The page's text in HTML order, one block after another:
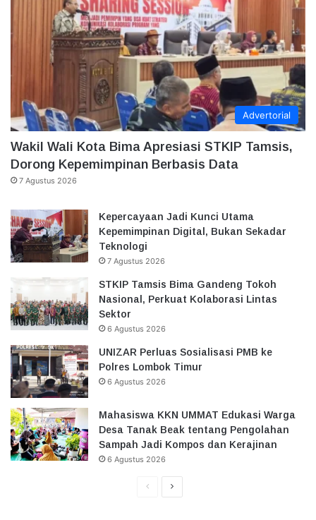
Advertorial
Wakil Wali Kota Bima Apresiasi STKIP Tamsis,
Dorong Kepemimpinan Berbasis Data
7 Agustus 2026
Kepercayaan Jadi Kunci Utama
Kepemimpinan Digital, Bukan Sekadar
Teknologi
7 Agustus 2026
STKIP Tamsis Bima Gandeng Tokoh
Nasional, Perkuat Kolaborasi Lintas
Sektor
6 Agustus 2026
UNIZAR Perluas Sosialisasi PMB ke
Polres Lombok Timur
6 Agustus 2026
Mahasiswa KKN UMMAT Edukasi Warga
Desa Tanak Beak tentang Pengolahan
Sampah Jadi Kompos dan Kerajinan
6 Agustus 2026
HalamanHalaman